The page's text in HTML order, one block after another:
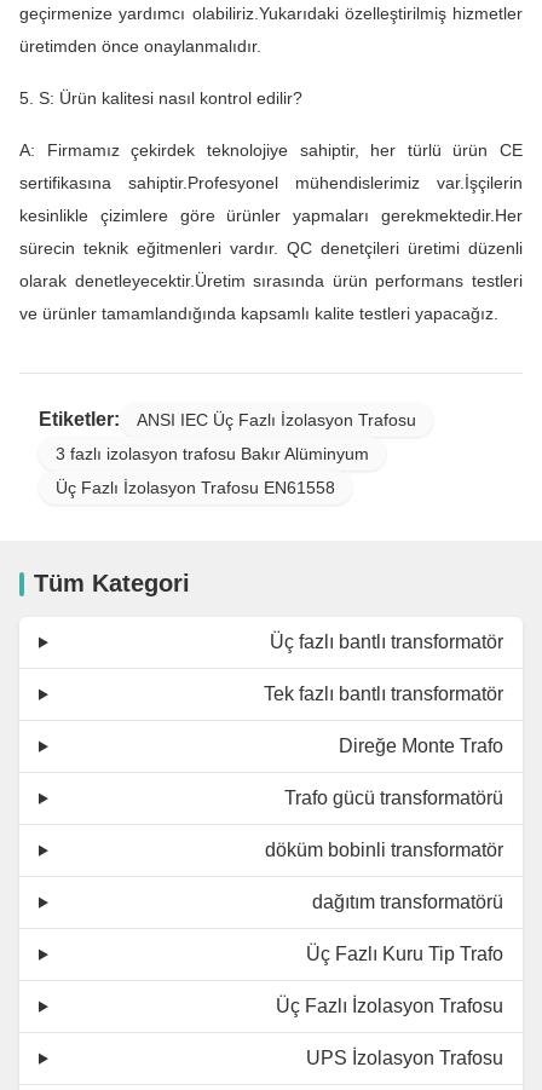
geçirmenize yardımcı olabiliriz.Yukarıdaki özelleştirilmiş hizmetler
üretimden önce onaylanmalıdır.
5. S: Ürün kalitesi nasıl kontrol edilir?
A: Firmamız çekirdek teknolojiye sahiptir, her türlü ürün CE
sertifikasına sahiptir.Profesyonel mühendislerimiz var.İşçilerin
kesinlikle çizimlere göre ürünler yapmaları gerekmektedir.Her
sürecin teknik eğitmenleri vardır. QC denetçileri üretimi düzenli
olarak denetleyecektir.Üretim sırasında ürün performans testleri
ve ürünler tamamlandığında kapsamlı kalite testleri yapacağız.
Etiketler:
ANSI IEC Üç Fazlı İzolasyon Trafosu
3 fazlı izolasyon trafosu Bakır Alüminyum
Üç Fazlı İzolasyon Trafosu EN61558
Tüm Kategori
Üç fazlı bantlı transformatör
Tek fazlı bantlı transformatör
Direğe Monte Trafo
Trafo gücü transformatörü
döküm bobinli transformatör
dağıtım transformatörü
Üç Fazlı Kuru Tip Trafo
Üç Fazlı İzolasyon Trafosu
UPS İzolasyon Trafosu